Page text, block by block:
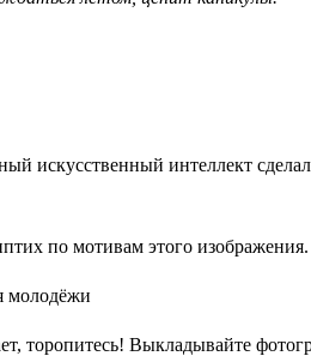
искусственный интеллект
по мотивам этого изображения.
торопитесь! Выкладывайте